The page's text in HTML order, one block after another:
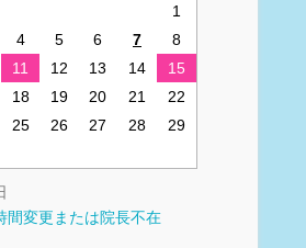
1
4 5 6 7
8
11 12 13 14
15
18 19 20 21
22
25 26 27 28
29
間変更または院長不在